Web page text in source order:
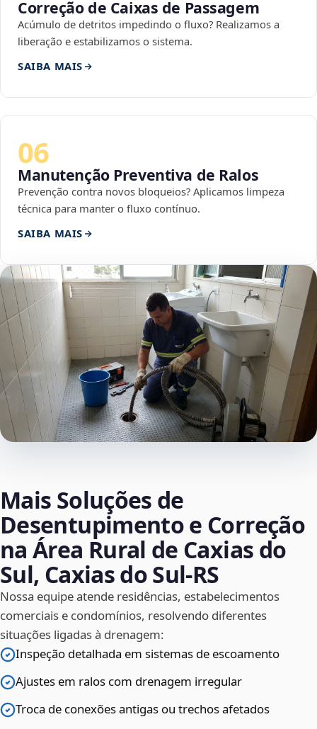
Correção de Caixas de Passagem
Acúmulo de detritos impedindo o fluxo? Realizamos a
liberação e estabilizamos o sistema.
SAIBA MAIS
06
Manutenção Preventiva de Ralos
Prevenção contra novos bloqueios? Aplicamos limpeza
técnica para manter o fluxo contínuo.
SAIBA MAIS
Mais Soluções de
Desentupimento e Correção
na Área Rural de Caxias do
Sul, Caxias do Sul‑RS
Nossa equipe atende residências, estabelecimentos
comerciais e condomínios, resolvendo diferentes
situações ligadas à drenagem:
Inspeção detalhada em sistemas de escoamento
Ajustes em ralos com drenagem irregular
Troca de conexões antigas ou trechos afetados